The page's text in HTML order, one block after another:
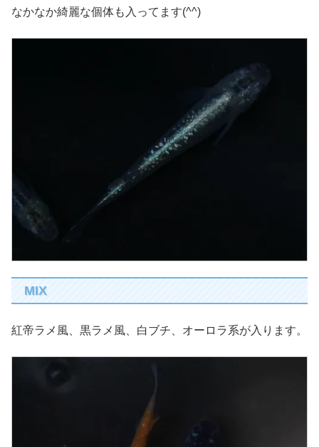
なかなか綺麗な個体も入ってます(^^)
MIX
紅帝ラメ風、黒ラメ風、白ブチ、オーロラ系が入ります。